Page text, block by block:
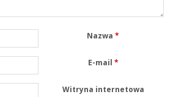
Nazwa*
E-mail *
Witryna internetowa